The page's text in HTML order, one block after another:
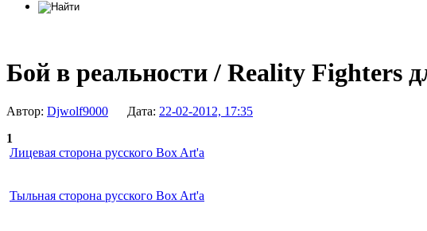
Бой в реальности / Reality Fighters
Автор: Djwolf9000 Дата: 22-02-2012, 17:35
1
Лицевая сторона русского Box Art'а
Тыльная сторона русского Box Art'а